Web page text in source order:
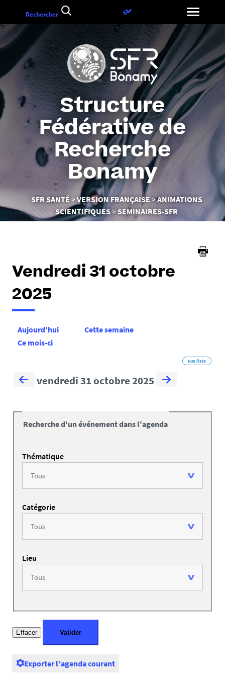
contenu
Structure
Fédérative de
Recherche
Bonamy
Vous
êtes
ici :
SFR SANTÉ VERSION FRANÇAISE
ANIMATIONS
SCIENTIFIQUES
SEMINAIRES-SFR
Rechercher
Choix
la
langue
fr
Vendredi 31 octobre
2025
Aujourd'hui
Cette semaine
Ce mois-ci
vue liste
vendredi 31 octobre 2025
Recherche d'un événement dans l'agenda
Thématique
Catégorie
Lieu
Exporter l'agenda courant